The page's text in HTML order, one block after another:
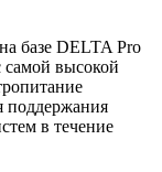
базе DELTA Pro
высокой
поддержания
в течение